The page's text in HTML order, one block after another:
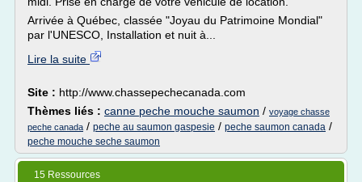
Arrivée à Québec, classée "Joyau du Patrimoine Mondial"
par l'UNESCO, Installation et nuit à...
Lire la suite
Site : http://www.chassepechecanada.com
Thèmes liés : canne peche mouche saumon / voyage chasse
peche canada / peche au saumon gaspesie / peche saumon canada /
peche mouche seche saumon
15 Ressources